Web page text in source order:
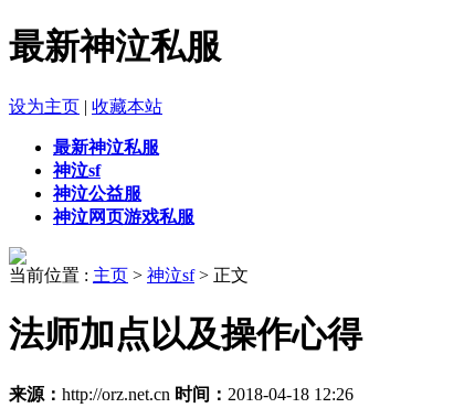
最新神泣私服
设为主页 | 收藏本站
最新神泣私服
神泣sf
神泣公益服
神泣网页游戏私服
当前位置 : 主页 > 神泣sf> 正文
法师加点以及操作心得
来源： http://orz.net.cn 时间： 2018-04-18 12:26